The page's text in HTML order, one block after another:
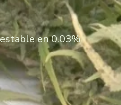
en 0.03%